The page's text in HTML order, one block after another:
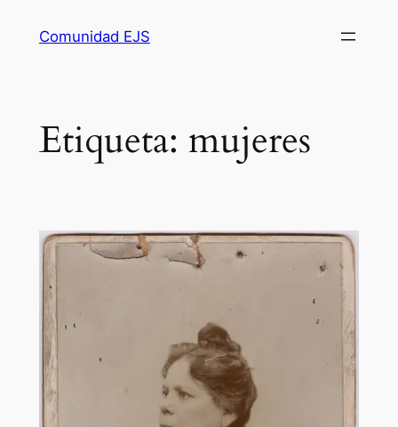
Comunidad EJS
Etiqueta: mujeres